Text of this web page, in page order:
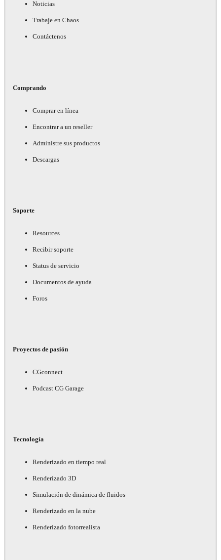
Noticias
Trabaje en Chaos
Contáctenos
Comprando
Comprar en línea
Encontrar a un reseller
Administre sus productos
Descargas
Soporte
Resources
Recibir soporte
Status de servicio
Documentos de ayuda
Foros
Proyectos de pasión
CGconnect
Podcast CG Garage
Tecnología
Renderizado en tiempo real
Renderizado 3D
Simulación de dinámica de fluidos
Renderizado en la nube
Renderizado fotorrealista